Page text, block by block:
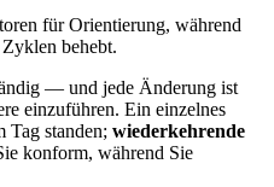
für Orientierung, während
behebt.
— und jede Änderung ist
einzuführen. Ein einzelnes
Tag standen; wiederkehrende
konform, während Sie